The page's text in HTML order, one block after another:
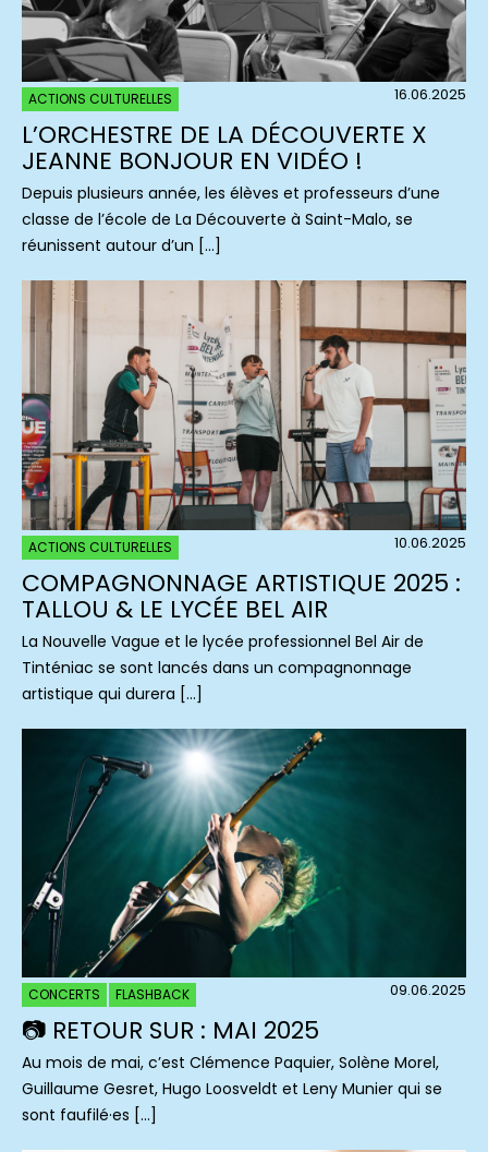
ACTIONS CULTURELLES 16.06.2025
L’ORCHESTRE DE LA DÉCOUVERTE X
JEANNE BONJOUR EN VIDÉO !
Depuis plusieurs année, les élèves et professeurs d’une
classe de l’école de La Découverte à Saint-Malo, se
réunissent autour d’un […]
ACTIONS CULTURELLES 10.06.2025
COMPAGNONNAGE ARTISTIQUE 2025 :
TALLOU & LE LYCÉE BEL AIR
La Nouvelle Vague et le lycée professionnel Bel Air de
Tinténiac se sont lancés dans un compagnonnage
artistique qui durera […]
CONCERTS FLASHBACK 09.06.2025
📷 RETOUR SUR : MAI 2025
Au mois de mai, c’est Clémence Paquier, Solène Morel,
Guillaume Gesret, Hugo Loosveldt et Leny Munier qui se
sont faufilé·es […]